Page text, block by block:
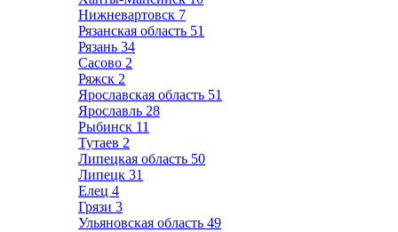
Нижневартовск 7
Рязанская область 51
Рязань 34
Сасово 2
Ряжск 2
Ярославская область 51
Ярославль 28
Рыбинск 11
Тутаев 2
Липецкая область 50
Липецк 31
Елец 4
Грязи 3
Ульяновская область 49